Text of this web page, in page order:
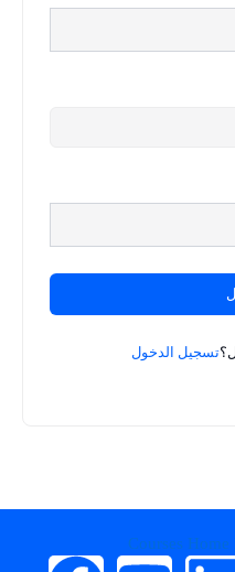
تسجيل الدخول